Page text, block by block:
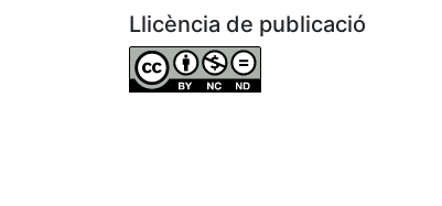
Llicència de publicació